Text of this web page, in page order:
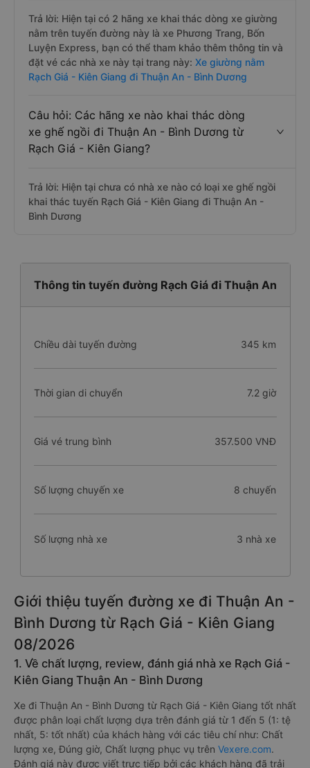
Trả lời: Hiện tại có 2 hãng xe khai thác dòng xe giường
nằm trên tuyến đường này là xe Phương Trang, Bốn
Luyện Express, bạn có thể tham khảo thêm thông tin và
đặt vé các nhà xe này tại trang này: Xe giường nằm
Rạch Giá - Kiên Giang đi Thuận An - Bình Dương
Câu hỏi: Các hãng xe nào khai thác dòng
xe ghế ngồi đi Thuận An - Bình Dương từ
Rạch Giá - Kiên Giang?
Trả lời: Hiện tại chưa có nhà xe nào có loại xe ghế ngồi
khai thác tuyến Rạch Giá - Kiên Giang đi Thuận An -
Bình Dương
Thông tin tuyến đường Rạch Giá đi Thuận An
Chiều dài tuyến đường 345 km
Thời gian di chuyển 7.2 giờ
Giá vé trung bình 357.500 VNĐ
Số lượng chuyến xe 8 chuyến
Số lượng nhà xe 3 nhà xe
Giới thiệu tuyến đường xe đi Thuận An -
Bình Dương từ Rạch Giá - Kiên Giang
08/2026
1. Về chất lượng, review, đánh giá nhà xe Rạch Giá -
Kiên Giang Thuận An - Bình Dương
Xe đi Thuận An - Bình Dương từ Rạch Giá - Kiên Giang tốt nhất
được phân loại chất lượng dựa trên đánh giá từ 1 đến 5 (1: tệ
nhất, 5: tốt nhất) của khách hàng với các tiêu chí như: Chất
lượng xe, Đúng giờ, Chất lượng phục vụ trên Vexere.com.
Đánh giá này được viết trực tiếp bởi các khách hàng đã trải